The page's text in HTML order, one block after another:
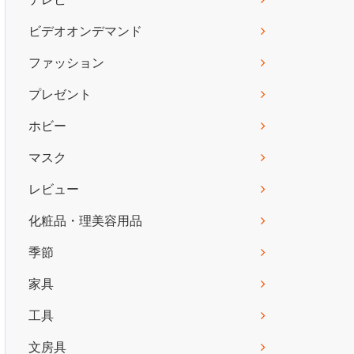
ビデオオンデマンド
ファッション
プレゼント
ホビー
マスク
レビュー
化粧品・理美容用品
季節
家具
工具
文房具